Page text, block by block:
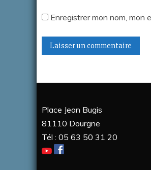
Enregistrer mon nom, mon
e
r
n
a
Place Jean Bugis
81110 Dourgne
Tél : 05 63 50 31 20